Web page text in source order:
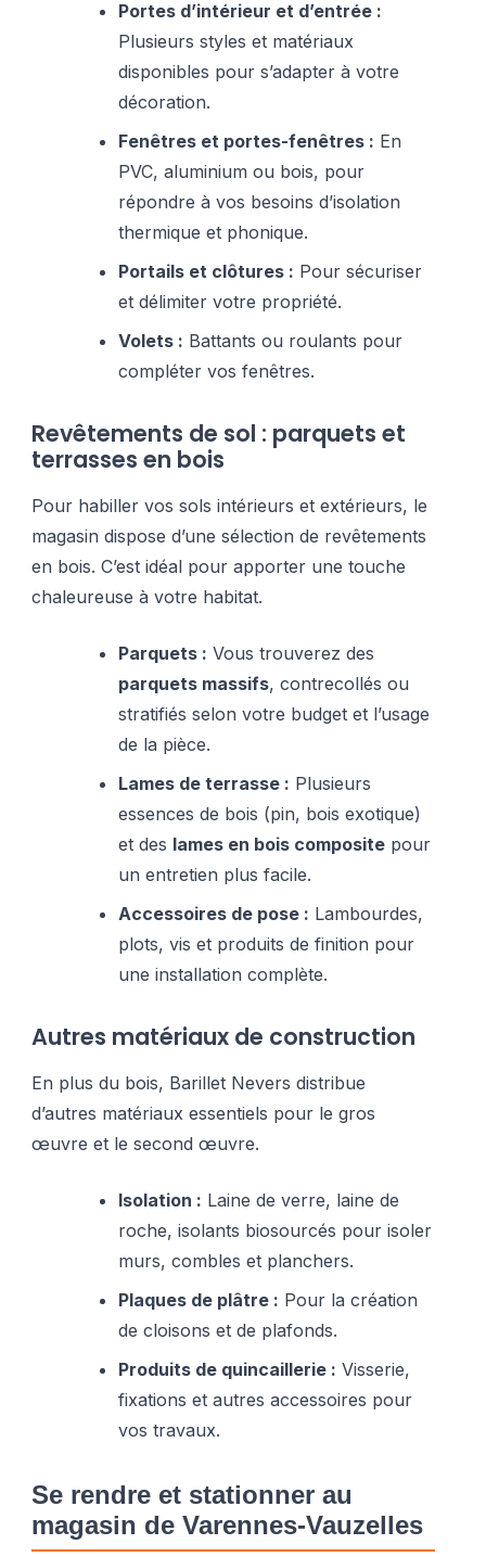
Portes d’intérieur et d’entrée :
Plusieurs styles et matériaux
disponibles pour s’adapter à votre
décoration.
Fenêtres et portes-fenêtres : En
PVC, aluminium ou bois, pour
répondre à vos besoins d’isolation
thermique et phonique.
Portails et clôtures : Pour sécuriser
et délimiter votre propriété.
Volets : Battants ou roulants pour
compléter vos fenêtres.
Revêtements de sol : parquets et
terrasses en bois
Pour habiller vos sols intérieurs et extérieurs, le
magasin dispose d’une sélection de revêtements
en bois. C’est idéal pour apporter une touche
chaleureuse à votre habitat.
Parquets : Vous trouverez des
parquets massifs, contrecollés ou
stratifiés selon votre budget et l’usage
de la pièce.
Lames de terrasse : Plusieurs
essences de bois (pin, bois exotique)
et des lames en bois composite pour
un entretien plus facile.
Accessoires de pose : Lambourdes,
plots, vis et produits de finition pour
une installation complète.
Autres matériaux de construction
En plus du bois, Barillet Nevers distribue
d’autres matériaux essentiels pour le gros
œuvre et le second œuvre.
Isolation : Laine de verre, laine de
roche, isolants biosourcés pour isoler
murs, combles et planchers.
Plaques de plâtre : Pour la création
de cloisons et de plafonds.
Produits de quincaillerie : Visserie,
fixations et autres accessoires pour
vos travaux.
Se rendre et stationner au
magasin de Varennes-Vauzelles